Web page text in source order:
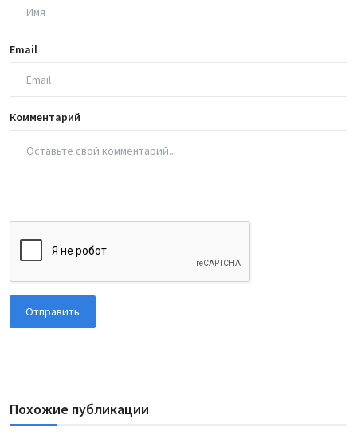
Email
Комментарий
Отправить
Похожие публикации